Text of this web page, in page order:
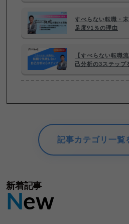
すべらない転職・
足度91％の理由
【すべらない転職
己分析の3ステップ
記事カテゴリ一
新着記事
New